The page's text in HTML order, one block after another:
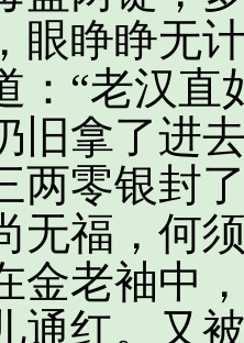
眼睁睁无
：“老汉直
旧拿了进
两零银封
无福，何
金老袖中
通红。又